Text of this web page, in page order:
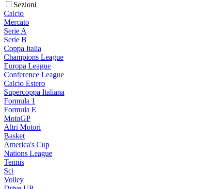
Sezioni
Calcio
Mercato
Serie A
Serie B
Coppa Italia
Champions League
Europa League
Conference League
Calcio Estero
Supercoppa Italiana
Formula 1
Formula E
MotoGP
Altri Motori
Basket
America's Cup
Nations League
Tennis
Sci
Volley